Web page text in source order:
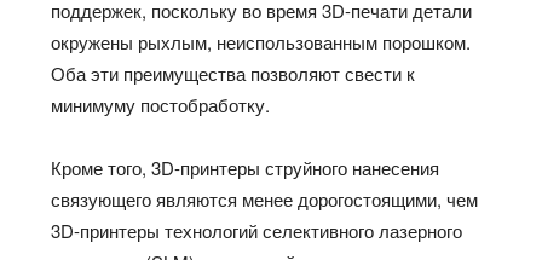
поддержек, поскольку во время 3D-печати детали
окружены рыхлым, неиспользованным порошком.
Оба эти преимущества позволяют свести к
минимуму постобработку.
Кроме того, 3D-принтеры струйного нанесения
связующего являются менее дорогостоящими, чем
3D-принтеры технологий селективного лазерного